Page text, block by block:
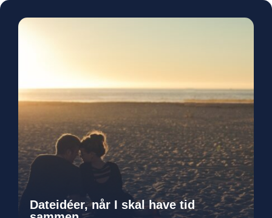
Dateidéer, når I skal have tid